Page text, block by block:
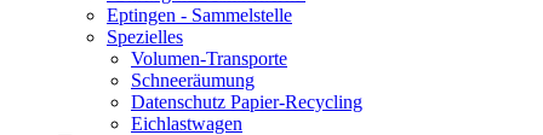
Eptingen - Sammelstelle
Spezielles
Volumen-Transporte
Schneeräumung
Datenschutz Papier-Recycling
Eichlastwagen